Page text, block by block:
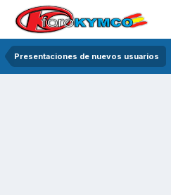
Presentaciones de nuevos usuarios